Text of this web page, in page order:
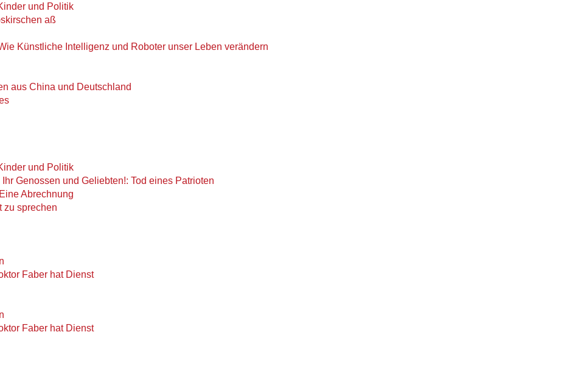
und Politik
aß
Künstliche Intelligenz und Roboter unser Leben verändern
aus China und Deutschland
und Politik
Genossen und Geliebten!: Tod eines Patrioten
Abrechnung
zu sprechen
Faber hat Dienst
Faber hat Dienst